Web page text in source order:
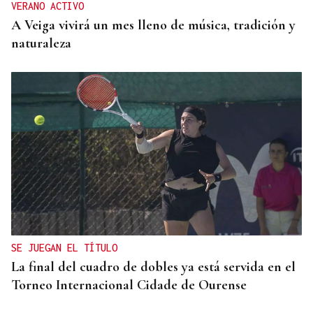
VERANO ACTIVO
A Veiga vivirá un mes lleno de música, tradición y
naturaleza
SE JUEGAN EL TÍTULO
La final del cuadro de dobles ya está servida en el
Torneo Internacional Cidade de Ourense